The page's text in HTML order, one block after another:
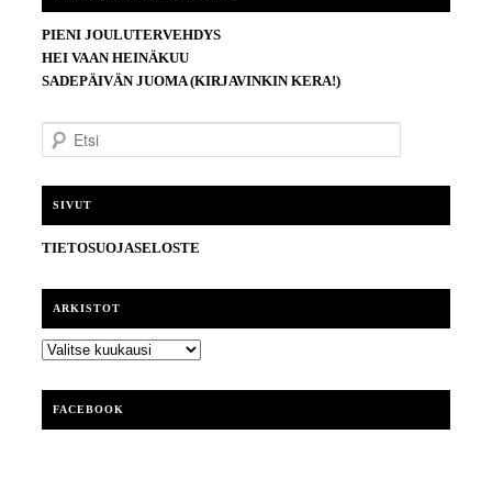
PIENI JOULUTERVEHDYS
HEI VAAN HEINÄKUU
SADEPÄIVÄN JUOMA (KIRJAVINKIN KERA!)
SIVUT
TIETOSUOJASELOSTE
ARKISTOT
ARKISTOT
FACEBOOK